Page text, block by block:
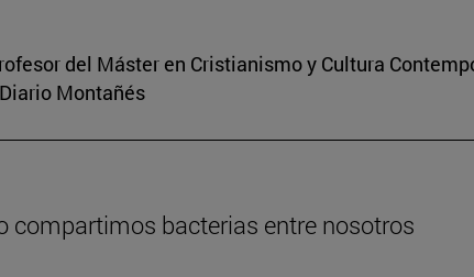
del Máster en Cristianismo y Cultura
Montañés
compartimos bacterias entre nosotros